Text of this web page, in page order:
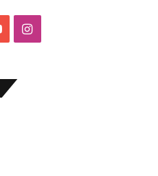
YouTubeInstagram